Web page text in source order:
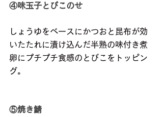
④味玉子とびこのせ
しょうゆをベースにかつおと昆布が効
いたたれに漬け込んだ半熟の味付き煮
卵にプチプチ食感のとびこをトッピン
グ。
⑤焼き鯖